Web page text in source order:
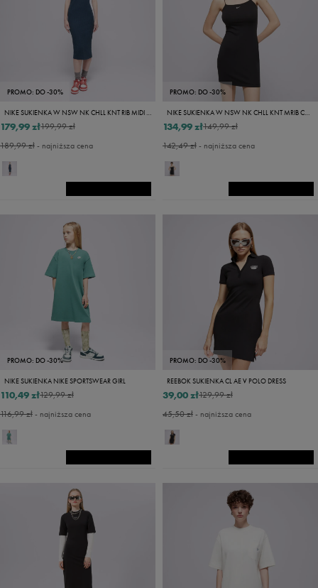
PROMO: DO -30%
NIKE SUKIENKA W NSW NK CHLL KNT RIB MIDI DRS
199,99 zł
179,99 zł
189,99 zł- najniższa cena
PROMO: DO -30%
NIKE SUKIENKA W NSW NK CHLL KNT MRIB CMI DRS
149,99 zł
134,99 zł
142,49 zł- najniższa cena
PROMO: DO -30%
NIKE SUKIENKA NIKE SPORTSWEAR GIRL
129,99 zł
110,49 zł
116,99 zł- najniższa cena
PROMO: DO -30%
REEBOK SUKIENKA CL AE V POLO DRESS
129,99 zł
39,00 zł
45,50 zł- najniższa cena